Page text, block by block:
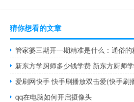
猜你想看的文章
管家婆三期开一期精准是什么：通俗
新东方学厨师多少钱学费 新东方厨师
爱刷网快手 快手刷播放双击爱(快手刷
qq在电脑如何开启摄像头